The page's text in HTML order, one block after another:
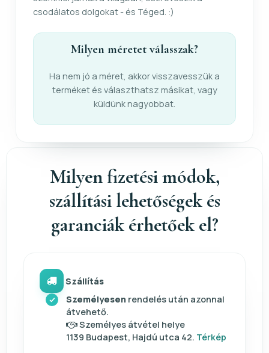
csodálatos dolgokat - és Téged. :)
Milyen méretet válasszak?
Ha nem jó a méret, akkor visszavesszük a
terméket és választhatsz másikat, vagy
küldünk nagyobbat.
Milyen fizetési módok,
szállítási lehetőségek és
garanciák érhetőek el?
Szállítás
Személyesen rendelés után azonnal
átvehető.
Személyes átvétel helye
1139 Budapest, Hajdú utca 42. Térkép